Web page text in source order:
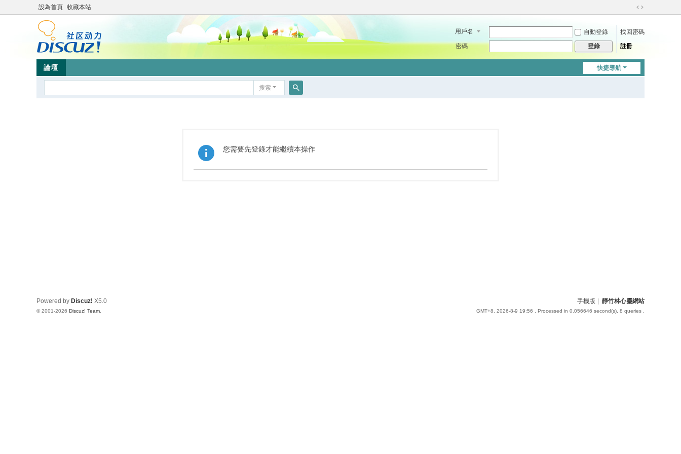
設為首頁 收藏本站
切
到
用戶名 自動登錄
找回密碼
密碼
登錄 註冊
快捷導航
論壇
搜索
您需要先登錄才能繼續本操作
手機版 靜竹林心靈網站
GMT+8, 2026-8-9 19:56 , Processed in 0.056646 second(s), 8 queries .
Powered by Discuz! X5.0
© 2001-2026 Discuz! Team